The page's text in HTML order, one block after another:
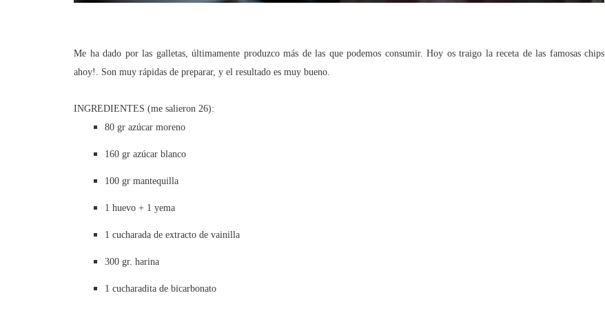
Me ha dado por las galletas, últimamente produzco más de las que podemos consumir. Hoy os traigo la receta de las famosas chips
ahoy!. Son muy rápidas de preparar, y el resultado es muy bueno.
INGREDIENTES (me salieron 26):
80 gr azúcar moreno
160 gr azúcar blanco
100 gr mantequilla
1 huevo + 1 yema
1 cucharada de extracto de vainilla
300 gr. harina
1 cucharadita de bicarbonato